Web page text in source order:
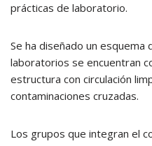
prácticas de laboratorio.
Se ha diseñado un esquema
laboratorios se encuentran
estructura con circulación
contaminaciones cruzadas.
Los grupos que integran el